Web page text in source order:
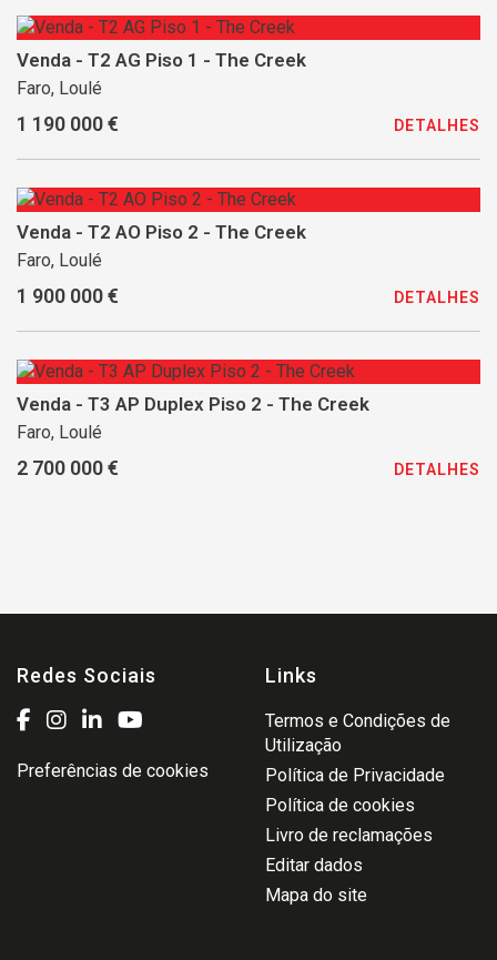
Venda - T2 AG Piso 1 - The Creek
Faro, Loulé
1 190 000 € DETALHES
Venda - T2 AO Piso 2 - The Creek
Faro, Loulé
1 900 000 € DETALHES
Venda - T3 AP Duplex Piso 2 - The Creek
Faro, Loulé
2 700 000 € DETALHES
Redes Sociais
Preferências de cookies
Links
Termos e Condições de
Utilização
Política de Privacidade
Política de cookies
Livro de reclamações
Editar dados
Mapa do site